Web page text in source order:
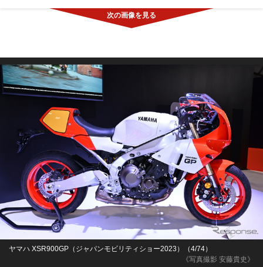
《写真撮影 安藤貴史》
ヤマハ XSR900GP（ジャパンモビリティショー2023）（4/74）